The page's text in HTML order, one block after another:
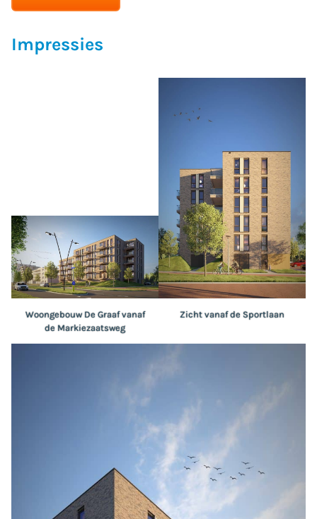
Impressies
Woongebouw De Graaf vanaf
de Markiezaatsweg
Zicht vanaf de Sportlaan